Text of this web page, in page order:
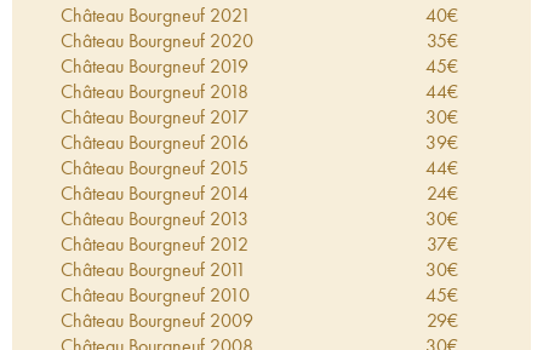
Château Bourgneuf 2021 40€
Château Bourgneuf 2020 35€
Château Bourgneuf 2019 45€
Château Bourgneuf 2018 44€
Château Bourgneuf 2017 30€
Château Bourgneuf 2016 39€
Château Bourgneuf 2015 44€
Château Bourgneuf 2014 24€
Château Bourgneuf 2013 30€
Château Bourgneuf 2012 37€
Château Bourgneuf 2011 30€
Château Bourgneuf 2010 45€
Château Bourgneuf 2009 29€